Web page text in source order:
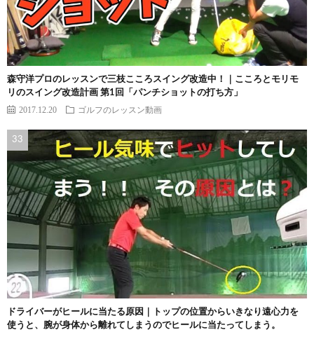
森守洋プロのレッスンで三枝こころスイング改造中！｜こころとモリモ
リのスイング改造計画 第1回「パンチショットの打ち方」
2017.12.20 ゴルフのレッスン動画
ドライバーがヒールに当たる原因｜トップの位置からいきなり遠心力を
使うと、腕が身体から離れてしまうのでヒールに当たってしまう。